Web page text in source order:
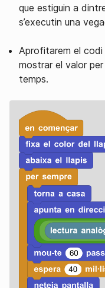
que estiguin a
s’executin una
Aprofitarem el
mostrar el valor
temps.